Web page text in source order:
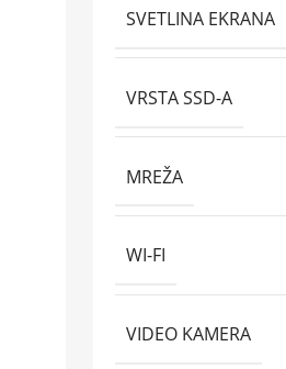
SVETLINA EKRANA
VRSTA SSD-A
MREŽA
WI-FI
VIDEO KAMERA